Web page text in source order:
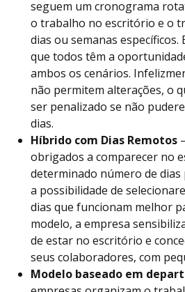
seguem um cronograma
o trabalho no escritório e o
dias ou semanas
que todos têm a
ambos os cenários.
não permitem alterações, o
ser penalizado se não
dias.
Híbrido com Dias Remotos
obrigados a comparecer no
determinado número de dias
a possibilidade de
dias que funcionam melhor
modelo, a empresa
de estar no escritório e
seus colaboradores, com
Modelo baseado em